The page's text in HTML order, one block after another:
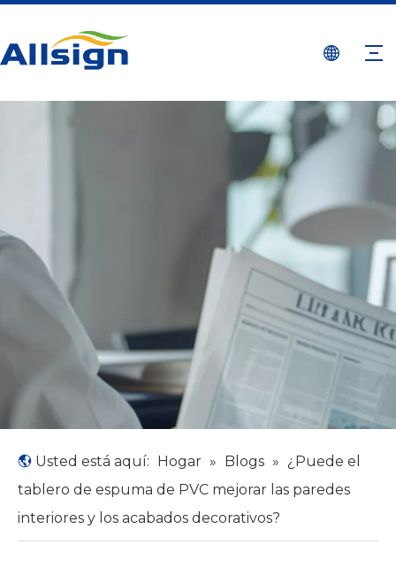
Usted está aquí: Hogar » Blogs » ¿Puede el
tablero de espuma de PVC mejorar las paredes
interiores y los acabados decorativos?